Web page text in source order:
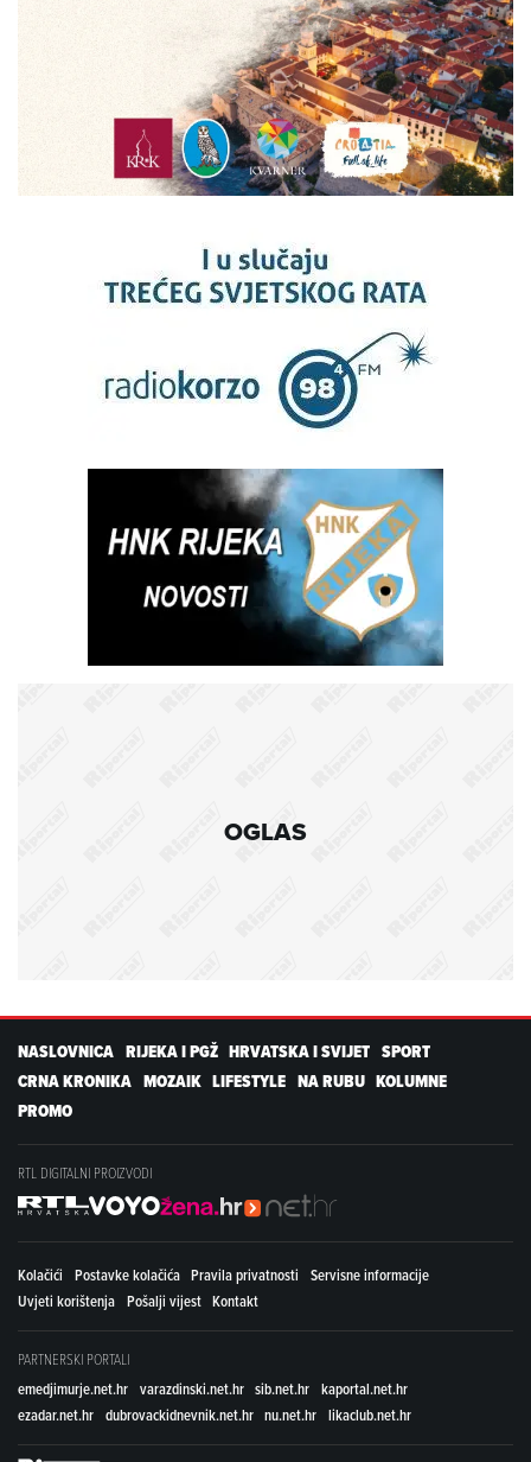
OGLAS
NASLOVNICA RIJEKA I PGŽ HRVATSKA I SVIJET SPORT
CRNA KRONIKA MOZAIK LIFESTYLE NA RUBU KOLUMNE
PROMO
RTL DIGITALNI PROIZVODI
Kolačići Postavke kolačića Pravila privatnosti
Servisne informacije
Uvjeti korištenja Pošalji vijest Kontakt
PARTNERSKI PORTALI
emedjimurje.net.hr varazdinski.net.hr sib.net.hr kaportal.net.hr
ezadar.net.hr dubrovackidnevnik.net.hr nu.net.hr likaclub.net.hr